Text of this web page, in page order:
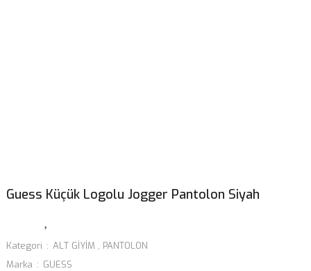
Guess Küçük Logolu Jogger Pantolon Siyah
Kategori ALT GİYİM , PANTOLON
Marka
GUESS